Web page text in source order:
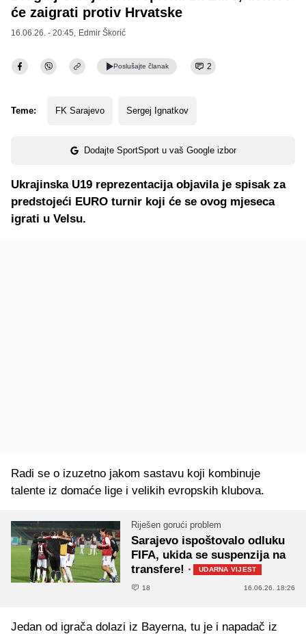
će zaigrati protiv Hrvatske
16.06.26. - 20:45, Edmir Škorić
Poslušajte članak 2
Teme: FK Sarajevo Sergej Ignatkov
Dodajte SportSport u vaš Google izbor
Ukrajinska U19 reprezentacija objavila je spisak za
predstojeći EURO turnir koji će se ovog mjeseca
igrati u Velsu.
Radi se o izuzetno jakom sastavu koji kombinuje
talente iz domaće lige i velikih evropskih klubova.
Riješen gorući problem
Sarajevo ispoštovalo odluku
FIFA, ukida se suspenzija na
transfere! · UDARNA VIJEST
18 16.06.26. 18:26
Jedan od igrača dolazi iz Bayerna, tu je i napadač iz